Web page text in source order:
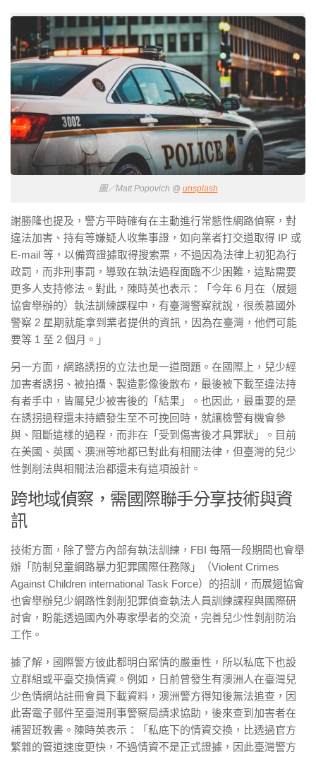
圖／Matt Popovich @ unsplash
謝勝隆也提及，警方平時確有在主動進行常態性網路偵察，對
違法加害、持有等嫌疑人收集事證，如向業者打交道取得 IP 或
E-mail 等，以備齊證據取得搜索票，不過因為法律上初犯為行
政罰，而非刑事罰，導致在執法過程面臨不少困難，這點需要
更多人支持修法。對此，陳時英也表示：「今年 6 月在（展翅
協會舉辦的）執法訓練課程中，有臺灣警察就說，很羨慕國外
警察 2 星期就能拿到業者提供的資訊，因為在臺灣，他們可能
要等 1 至 2 個月。」
另一方面，網路誘拐的立法也是一道問題。在國際上，兒少經
加害者誘拐、被拍攝、製造影像後散布，最後被下載至違法持
有者手中，皆屬兒少被害後的「結果」。也因此，最重要的是
在誘拐過程還未持續發生至不可挽回時，就讓檢警有機會參
與、阻斷這樣的過程，而非在「受到傷害後才具罪狀」。 目前
在美國、英國、澳洲等地都已對此有相關法律，但臺灣的兒少
性剝削法與相關法治都還未有這項設計。
跨地域偵察，需國際聯手分享技術與資
訊
技術方面，除了警方內部有執法訓練，FBI 每隔一段期間也會舉
辦「防制兒童網路暴力犯罪國際任務隊」（Violent Crimes
Against Children international Task Force）的招訓，而展翅協會
也會舉辦兒少網路性剝削犯罪偵查執法人員訓練課程與國際研
討會，盼能透過國內外專家學者的交流，完善兒少性剝削防治
工作。
據了解，國際警方彼此都明白案情的嚴重性，所以私底下也設
立群組或平臺交換情資。例如，日前曾發生有澳洲人在臺灣兒
少色情網站註冊會員下載資料，澳洲警方得知後無法追查，因
此寄電子郵件至臺灣刑事警察局請求協助，後來查到加害者在
補習班教書。陳時英表示：「私底下的情資交換，比透過官方
繁雜的管道速度更快，不過情資不是正式證據，因此臺灣警方